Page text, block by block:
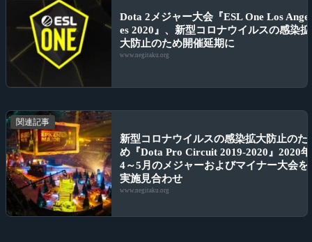
Dota 2メジャー大会『ESL One Los Angel
es 2020』、新型コロナウイルスの感染拡
大防止のため開催延期に
www.negitaku.org
関連記事
新型コロナウイルスの感染拡大防止のた
め『Dota Pro Circuit 2019-2020』2020年
4～5月のメジャーおよびマイナー大会を
実施見合わせ
www.negitaku.org